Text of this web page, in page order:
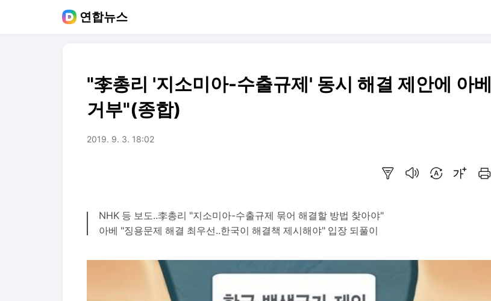
연합뉴스
"李총리 '지소미아-수출규제' 동시 해결 제안에 아베
거부"(종합)
2019. 9. 3. 18:02
NHK 등 보도..李총리 "지소미아-수출규제 묶어 해결할 방법 찾아야"
아베 "징용문제 해결 최우선..한국이 해결책 제시해야" 입장 되풀이